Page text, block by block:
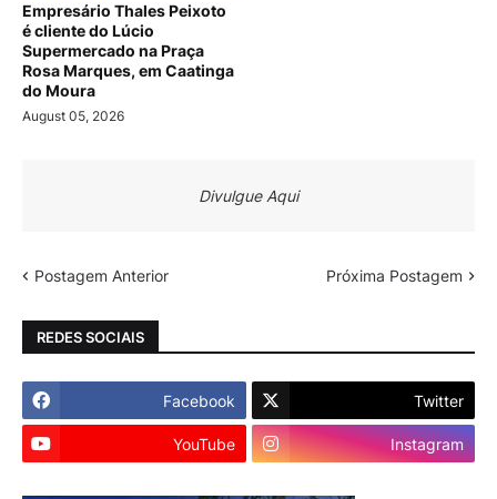
Empresário Thales Peixoto
é cliente do Lúcio
Supermercado na Praça
Rosa Marques, em Caatinga
do Moura
August 05, 2026
Divulgue Aqui
Postagem Anterior Próxima Postagem
REDES SOCIAIS
Facebook Twitter
YouTube Instagram